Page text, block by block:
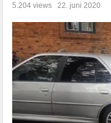
5.204 views 22. juni 2020